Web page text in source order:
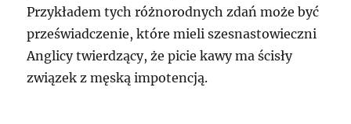
Przykładem tych różnorodnych zdań może być
przeświadczenie, które mieli szesnastowieczni
Anglicy twierdzący, że picie kawy ma ścisły
związek z męską impotencją.